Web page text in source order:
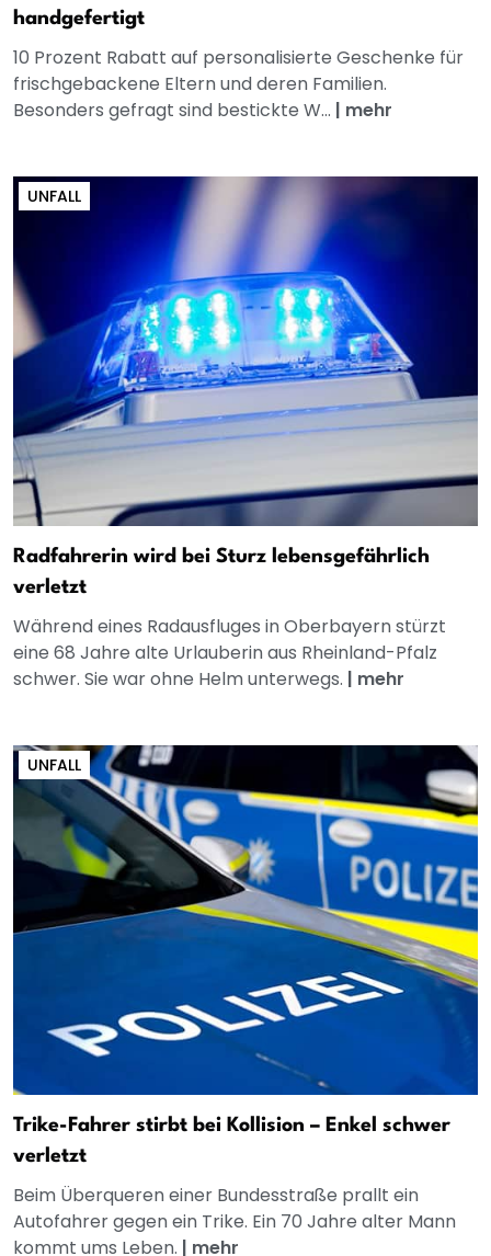
handgefertigt
10 Prozent Rabatt auf personalisierte Geschenke für
frischgebackene Eltern und deren Familien.
Besonders gefragt sind bestickte W... | mehr
UNFALL
Radfahrerin wird bei Sturz lebensgefährlich
verletzt
Während eines Radausfluges in Oberbayern stürzt
eine 68 Jahre alte Urlauberin aus Rheinland-Pfalz
schwer. Sie war ohne Helm unterwegs. | mehr
UNFALL
Trike-Fahrer stirbt bei Kollision – Enkel schwer
verletzt
Beim Überqueren einer Bundesstraße prallt ein
Autofahrer gegen ein Trike. Ein 70 Jahre alter Mann
kommt ums Leben. | mehr